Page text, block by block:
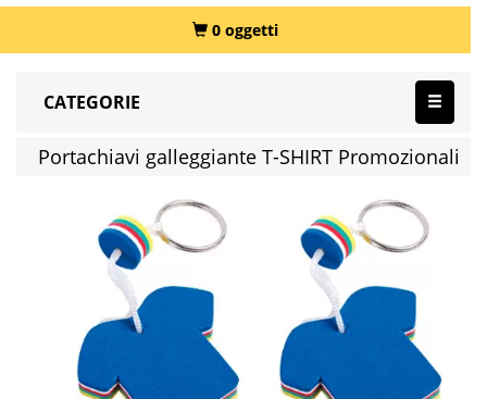
0 oggetti
CATEGORIE
Portachiavi galleggiante T-SHIRT Promozionali